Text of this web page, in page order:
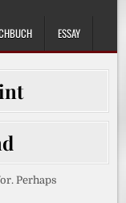
ESSAY
Perhaps